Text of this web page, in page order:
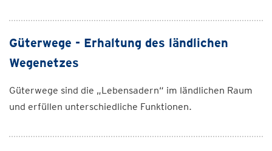
Güterwege - Erhaltung des ländlichen
Wegenetzes
Güterwege sind die „Lebensadern“ im ländlichen Raum
und erfüllen unterschiedliche Funktionen.